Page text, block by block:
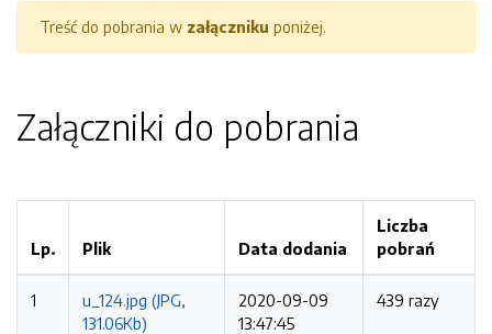
Treść do pobrania w załączniku poniżej.
Załączniki do pobrania
Lp. Plik Data dodania
Liczba
pobrań
1
u_124.jpg (JPG,
131.06Kb)
2020-09-09
13:47:45
439 razy